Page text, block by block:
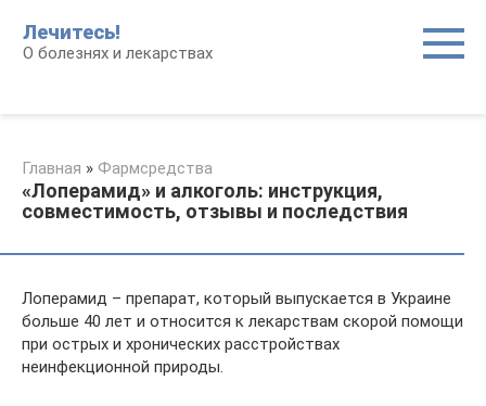
контенту
Лечитесь!
О болезнях и лекарствах
Главная » Фармсредства
«Лоперамид» и алкоголь: инструкция,
совместимость, отзывы и последствия
Лоперамид – препарат, который выпускается в Украине
больше 40 лет и относится к лекарствам скорой помощи
при острых и хронических расстройствах
неинфекционной природы.